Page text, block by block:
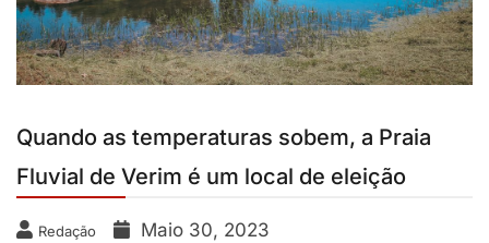
Quando as temperaturas sobem, a Praia
Fluvial de Verim é um local de eleição
Redação Maio 30, 2023